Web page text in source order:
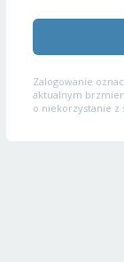
Zalogowanie
aktualnym
o niekorzystanie z